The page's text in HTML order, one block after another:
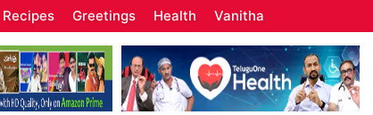
Recipes Greetings Health Vanitha